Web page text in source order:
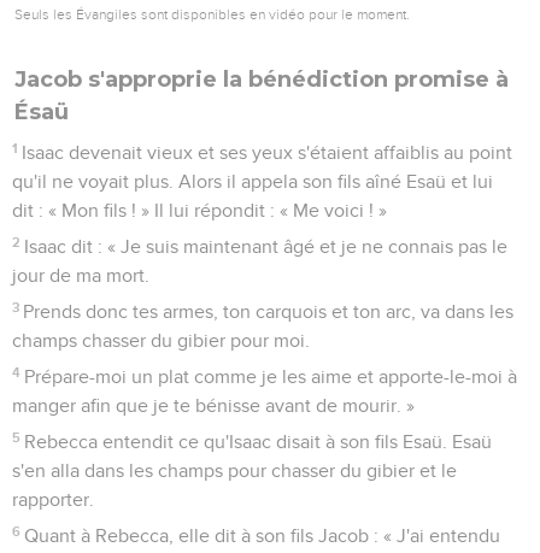
Seuls les Évangiles sont disponibles en vidéo pour le moment.
Jacob s'approprie la bénédiction promise à
Ésaü
1 Isaac devenait vieux et ses yeux s'étaient affaiblis au point
qu'il ne voyait plus. Alors il appela son fils aîné Esaü et lui
dit : « Mon fils ! » Il lui répondit : « Me voici ! »
2 Isaac dit : « Je suis maintenant âgé et je ne connais pas le
jour de ma mort.
3 Prends donc tes armes, ton carquois et ton arc, va dans les
champs chasser du gibier pour moi.
4 Prépare-moi un plat comme je les aime et apporte-le-moi à
manger afin que je te bénisse avant de mourir. »
5 Rebecca entendit ce qu'Isaac disait à son fils Esaü. Esaü
s'en alla dans les champs pour chasser du gibier et le
rapporter.
6 Quant à Rebecca, elle dit à son fils Jacob : « J'ai entendu